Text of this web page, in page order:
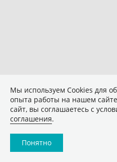
Мы используем Сookies для
опыта работы на нашем
сайт, вы соглашаетесь с
соглашения.
Понятно